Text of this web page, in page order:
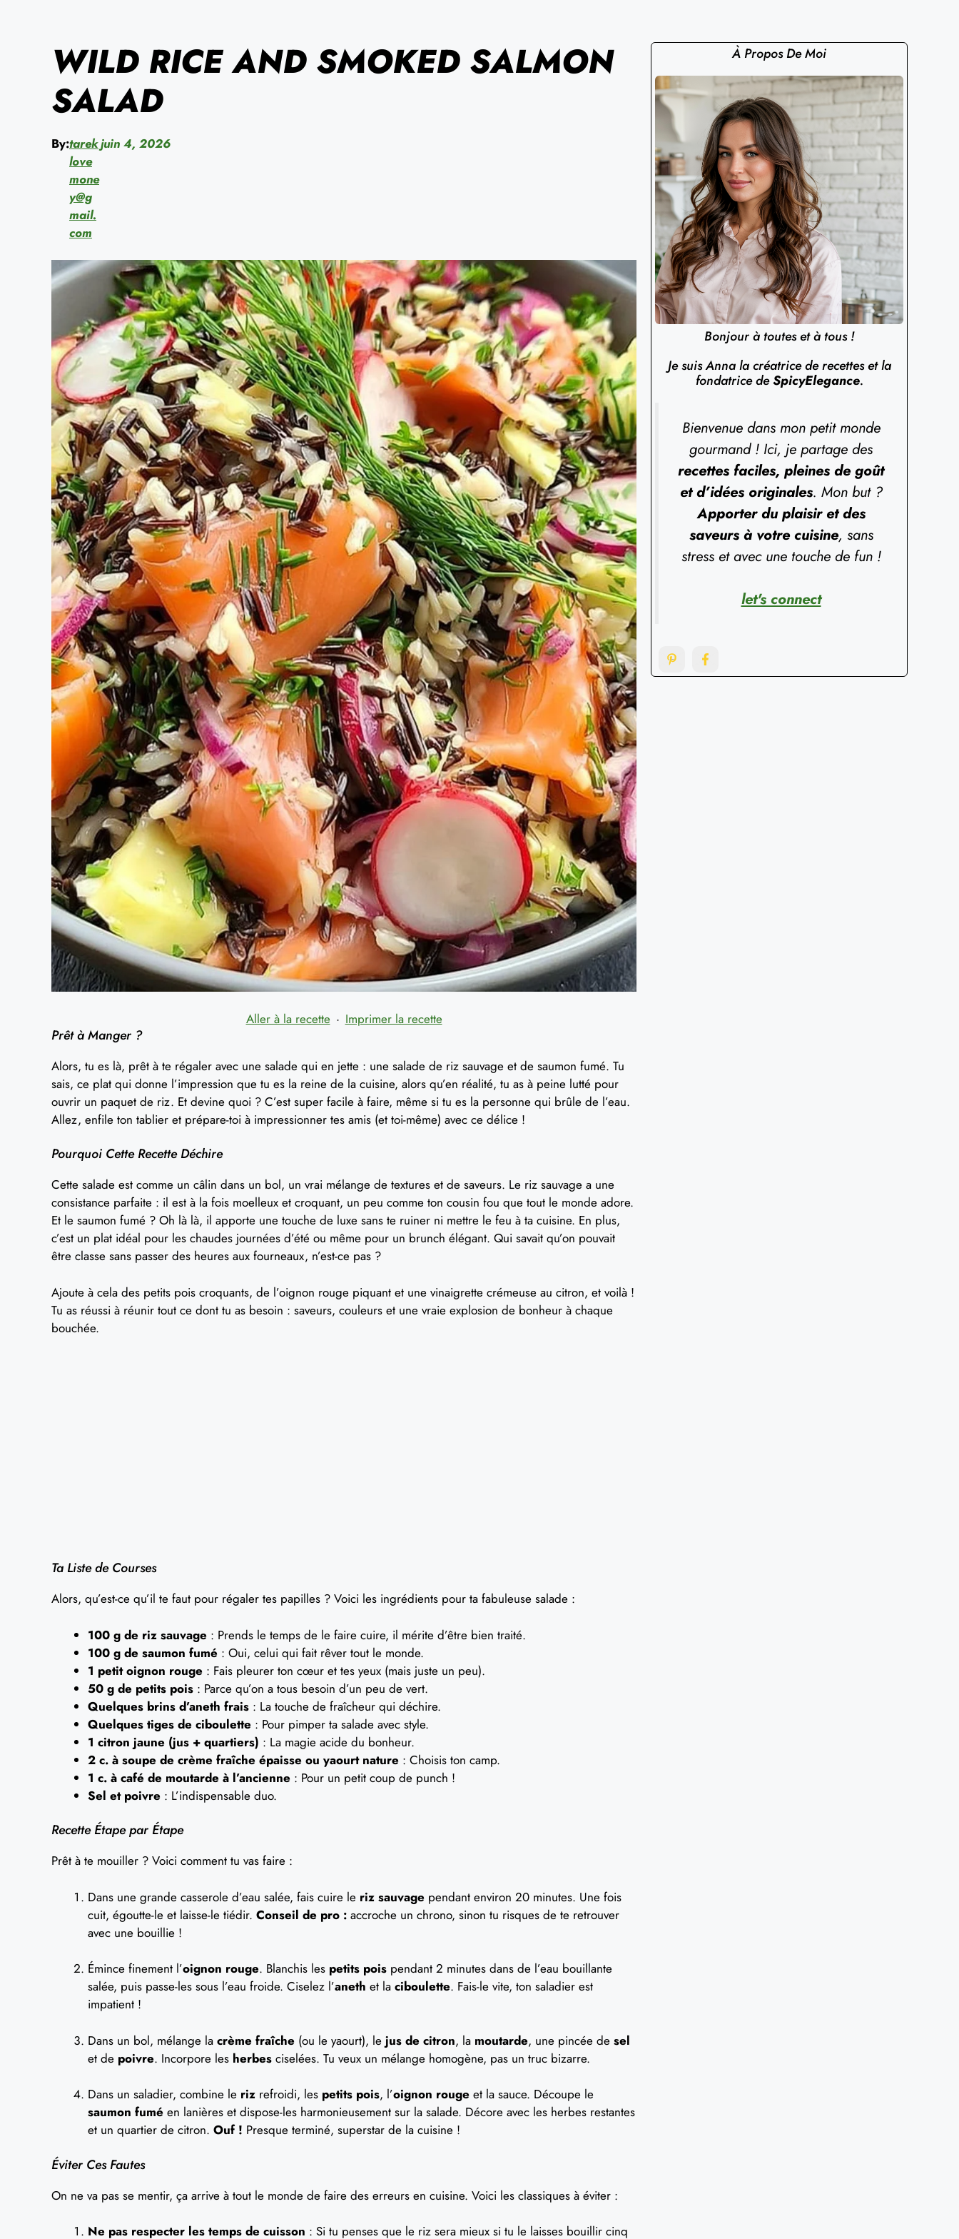
WILD RICE AND SMOKED SALMON
SALAD
By:tarek
love
mone
y@g
mail.
com
juin 4, 2026
Aller à la recette · Imprimer la recette
Prêt à Manger ?
Alors, tu es là, prêt à te régaler avec une salade qui en jette : une salade de riz sauvage et de saumon fumé. Tu
sais, ce plat qui donne l’impression que tu es la reine de la cuisine, alors qu’en réalité, tu as à peine lutté pour
ouvrir un paquet de riz. Et devine quoi ? C’est super facile à faire, même si tu es la personne qui brûle de l’eau.
Allez, enfile ton tablier et prépare-toi à impressionner tes amis (et toi-même) avec ce délice !
Pourquoi Cette Recette Déchire
Cette salade est comme un câlin dans un bol, un vrai mélange de textures et de saveurs. Le riz sauvage a une
consistance parfaite : il est à la fois moelleux et croquant, un peu comme ton cousin fou que tout le monde adore.
Et le saumon fumé ? Oh là là, il apporte une touche de luxe sans te ruiner ni mettre le feu à ta cuisine. En plus,
c’est un plat idéal pour les chaudes journées d’été ou même pour un brunch élégant. Qui savait qu’on pouvait
être classe sans passer des heures aux fourneaux, n’est-ce pas ?
Ajoute à cela des petits pois croquants, de l’oignon rouge piquant et une vinaigrette crémeuse au citron, et voilà !
Tu as réussi à réunir tout ce dont tu as besoin : saveurs, couleurs et une vraie explosion de bonheur à chaque
bouchée.
Ta Liste de Courses
Alors, qu’est-ce qu’il te faut pour régaler tes papilles ? Voici les ingrédients pour ta fabuleuse salade :
100 g de riz sauvage : Prends le temps de le faire cuire, il mérite d’être bien traité.
100 g de saumon fumé : Oui, celui qui fait rêver tout le monde.
1 petit oignon rouge : Fais pleurer ton cœur et tes yeux (mais juste un peu).
50 g de petits pois : Parce qu’on a tous besoin d’un peu de vert.
Quelques brins d’aneth frais : La touche de fraîcheur qui déchire.
Quelques tiges de ciboulette : Pour pimper ta salade avec style.
1 citron jaune (jus + quartiers) : La magie acide du bonheur.
2 c. à soupe de crème fraîche épaisse ou yaourt nature : Choisis ton camp.
1 c. à café de moutarde à l’ancienne : Pour un petit coup de punch !
Sel et poivre : L’indispensable duo.
Recette Étape par Étape
Prêt à te mouiller ? Voici comment tu vas faire :
Dans une grande casserole d’eau salée, fais cuire le riz sauvage pendant environ 20 minutes. Une fois
cuit, égoutte-le et laisse-le tiédir. Conseil de pro : accroche un chrono, sinon tu risques de te retrouver
avec une bouillie !
Émince finement l’oignon rouge. Blanchis les petits pois pendant 2 minutes dans de l’eau bouillante
salée, puis passe-les sous l’eau froide. Ciselez l’aneth et la ciboulette. Fais-le vite, ton saladier est
impatient !
Dans un bol, mélange la crème fraîche (ou le yaourt), le jus de citron, la moutarde, une pincée de sel
et de poivre. Incorpore les herbes ciselées. Tu veux un mélange homogène, pas un truc bizarre.
Dans un saladier, combine le riz refroidi, les petits pois, l’oignon rouge et la sauce. Découpe le
saumon fumé en lanières et dispose-les harmonieusement sur la salade. Décore avec les herbes restantes
et un quartier de citron. Ouf ! Presque terminé, superstar de la cuisine !
Éviter Ces Fautes
On ne va pas se mentir, ça arrive à tout le monde de faire des erreurs en cuisine. Voici les classiques à éviter :
Ne pas respecter les temps de cuisson : Si tu penses que le riz sera mieux si tu le laisses bouillir cinq
À Propos De Moi
Bonjour à toutes et à tous !
Je suis Anna la créatrice de recettes et la
fondatrice deSpicyElegance.
Bienvenue dans mon petit monde
gourmand ! Ici, je partage des
recettes faciles, pleines de goût
et d’idées originales. Mon but ?
Apporter du plaisir et des
saveurs à votre cuisine, sans
stress et avec une touche de fun !
let's connect